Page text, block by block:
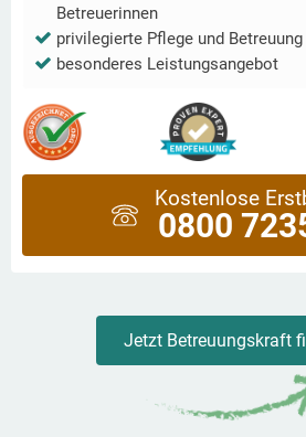
Betreuerinnen
privilegierte Pflege und
besonderes Leistungsangebot
Kostenlose
0800
Jetzt Betreuungskraft